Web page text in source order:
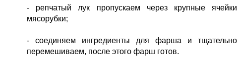
- репчатый лук пропускаем через крупные ячейки
мясорубки;
- соединяем ингредиенты для фарша и тщательно
перемешиваем, после этого фарш готов.